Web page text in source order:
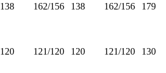
138 162/156 138 162/156 179
120 121/120 120 121/120 130